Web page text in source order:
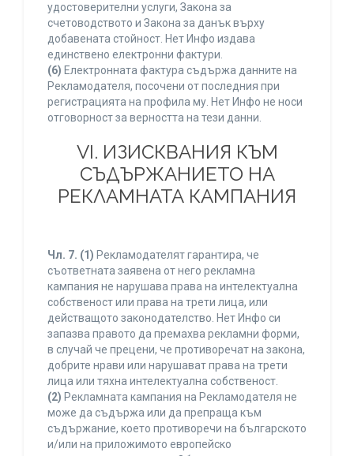
удостоверителни услуги, Закона за
счетоводството и Закона за данък върху
добавената стойност. Нет Инфо издава
единствено електронни фактури.
(6) Електронната фактура съдържа данните на
Рекламодателя, посочени от последния при
регистрацията на профила му. Нет Инфо не носи
отговорност за верността на тези данни.
VI. ИЗИСКВАНИЯ КЪМ
СЪДЪРЖАНИЕТО НА
РЕКЛАМНАТА КАМПАНИЯ
Чл. 7. (1) Рекламодателят гарантира, че
съответната заявена от него рекламна
кампания не нарушава права на интелектуална
собственост или права на трети лица, или
действащото законодателство. Нет Инфо си
запазва правото да премахва рекламни форми,
в случай че прецени, че противоречат на закона,
добрите нрави или нарушават права на трети
лица или тяхна интелектуална собственост.
(2) Рекламната кампания на Рекламодателя не
може да съдържа или да препраща към
съдържание, което противоречи на българското
и/или на приложимото европейско